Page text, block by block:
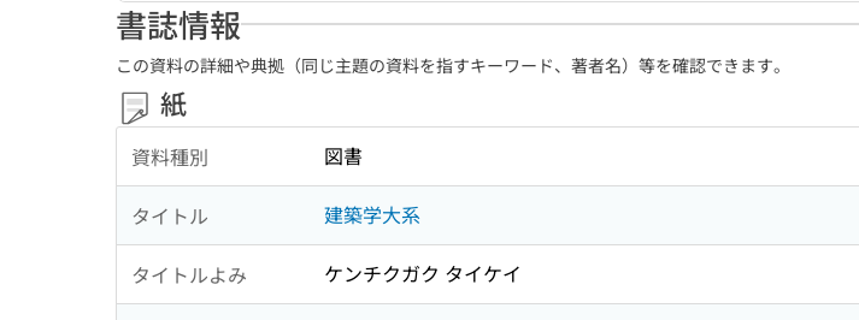
書誌情報
この資料の詳細や典拠（同じ主題の資料を指すキーワード、著者名）等を確認できます。
紙
資料種別 図書
タイトル 建築学大系
タイトルよみ ケンチクガク タイケイ